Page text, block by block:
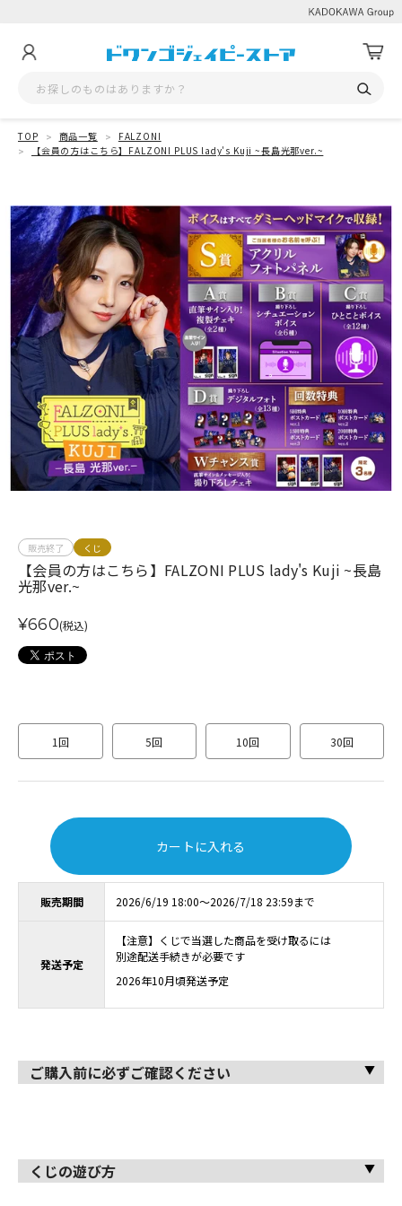
TOP 商品一覧
FALZONI
【会員の方はこちら】FALZONI PLUS lady's Kuji ~長島光那ver.~
販売期間 2026/6/19 18:00～2026/7/18 23:59まで
発送予定
【注意】くじで当選した商品を受け取るには
別途配送手続きが必要です
2026年10月頃発送予定
販売終了 くじ
【会員の方はこちら】FALZONI PLUS lady's Kuji ~長島
光那ver.~
¥660(税込)
1回 5回 10回 30回
カートに入れる
ご購入前に必ずご確認ください
くじの遊び方